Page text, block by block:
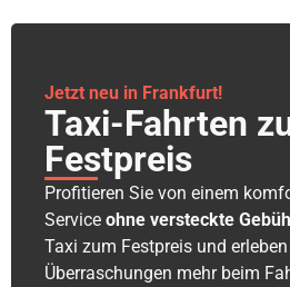
Jetzt neu in Frankfurt!
Taxi-Fahrten
Festpreis
Profitieren Sie von einem
Service ohne versteckte
Taxi zum Festpreis und
Überraschungen mehr beim